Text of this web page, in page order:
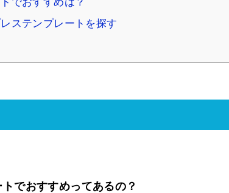
でおすすめは？
ステンプレートを探す
でおすすめってあるの？